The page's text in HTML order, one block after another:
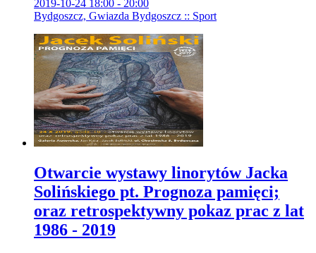
2019-10-24 18:00 - 20:00
Bydgoszcz, Gwiazda Bydgoszcz :: Sport
Otwarcie wystawy linorytów Jacka
Solińskiego pt. Prognoza pamięci;
oraz retrospektywny pokaz prac z lat
1986 - 2019